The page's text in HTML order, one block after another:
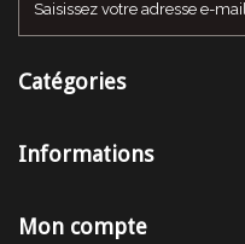
Catégories
Informations
Mon compte